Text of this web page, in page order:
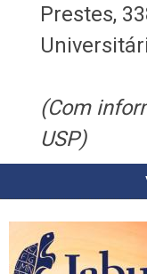
Prestes,
(Com
USP)